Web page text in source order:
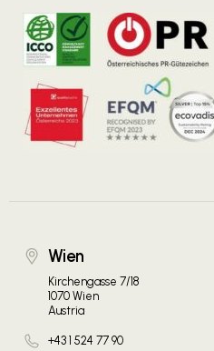
Wien
Kirchengasse 7/18
1070 Wien
Austria
+43 1 524 77 90